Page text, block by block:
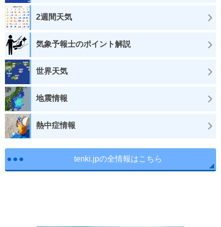
2週間天気
気象予報士のポイント解説
世界天気
地震情報
熱中症情報
tenki.jpの全情報はこちら